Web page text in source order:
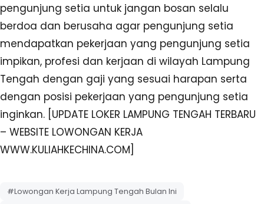
pengunjung setia untuk jangan bosan selalu
berdoa dan berusaha agar pengunjung setia
mendapatkan pekerjaan yang pengunjung setia
impikan, profesi dan kerjaan di wilayah Lampung
Tengah dengan gaji yang sesuai harapan serta
dengan posisi pekerjaan yang pengunjung setia
inginkan. [UPDATE LOKER LAMPUNG TENGAH TERBARU
– WEBSITE LOWONGAN KERJA
WWW.KULIAHKECHINA.COM]
#Lowongan Kerja Lampung Tengah Bulan Ini